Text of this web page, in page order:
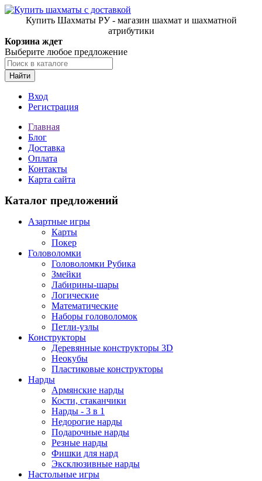
Купить Шахматы РУ - магазин шахмат и шахматной
атрибутики
Корзина ждет
Выберите любое предложение
Найти
Вход
Регистрация
Главная
Блог
Доставка
Оплата
Контакты
Карта сайта
Каталог предложений
Азартные игры
Карты
Покер
Головоломки
Головоломки Рубика
Змейки
Лабирины-шары
Логические
Математические
Наборы головоломок
Петли-узлы
Конструкторы
Деревянные конструкторы 3D
Неокубы
Пластиковые конструкторы
Нарды
Армянские нарды
Кости, стаканчики
Нарды - 3 в 1
Недорогие нарды
Подарочные нарды
Резные нарды
Фишки для нард
Эксклюзивные нарды
Настольные игры